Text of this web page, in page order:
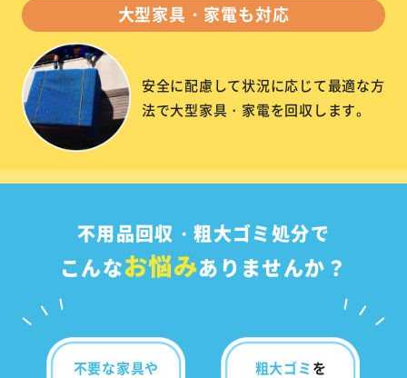
大型家具・家電も対応
安全に配慮して状況に応じて最適な方
法で大型家具・家電を回収します。
不用品回収・粗大ゴミ処分で
こんなお悩みありませんか？
不要な家具や
粗大ゴミを